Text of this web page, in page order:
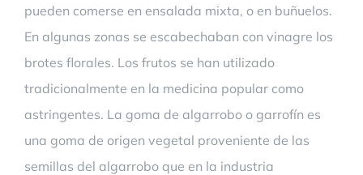
pueden comerse en ensalada mixta, o en buñuelos.
En algunas zonas se escabechaban con vinagre los
brotes florales. Los frutos se han utilizado
tradicionalmente en la medicina popular como
astringentes. La goma de algarrobo o garrofín es
una goma de origen vegetal proveniente de las
semillas del algarrobo que en la industria